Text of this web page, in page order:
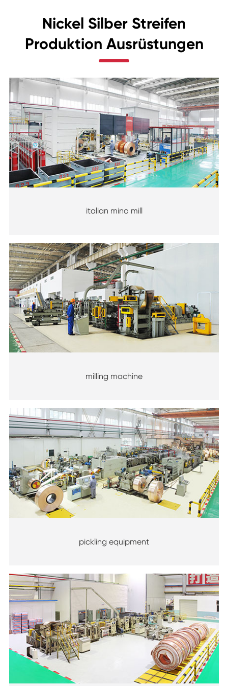
Nickel Silber Streifen
Produktion Ausrüstungen
italian mino mill
milling machine
pickling equipment